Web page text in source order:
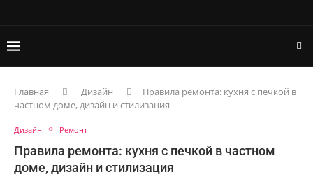
Главная Дизайн
Правила ремонта: кухня с печкой в
частном доме, дизайн и стилизация
Дизайн Ремонт
Правила ремонта: кухня с печкой в частном
доме, дизайн и стилизация